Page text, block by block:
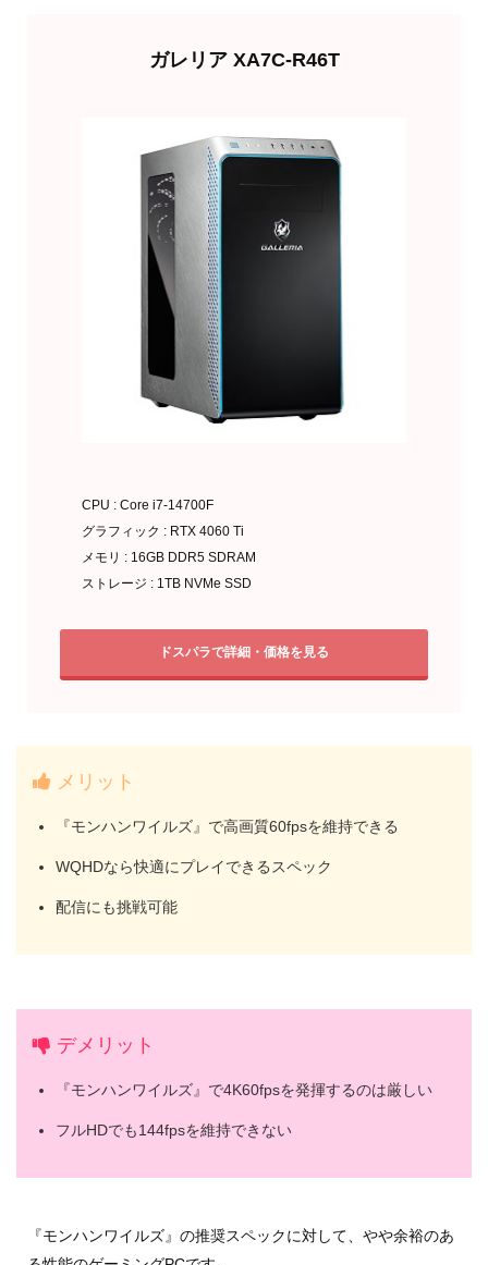
ガレリア XA7C-R46T
CPU : Core i7-14700F
グラフィック : RTX 4060 Ti
メモリ : 16GB DDR5 SDRAM
ストレージ : 1TB NVMe SSD
ドスパラで詳細・価格を見る
メリット
『モンハンワイルズ』で高画質60fpsを維持できる
WQHDなら快適にプレイできるスペック
配信にも挑戦可能
デメリット
『モンハンワイルズ』で4K60fpsを発揮するのは厳しい
フルHDでも144fpsを維持できない
『モンハンワイルズ』の推奨スペックに対して、やや余裕のあ